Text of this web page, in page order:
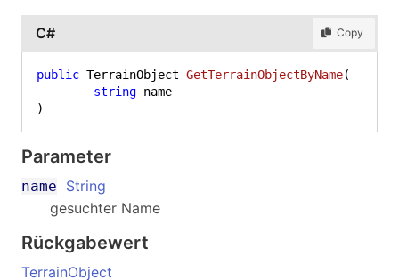
C# Copy
public TerrainObject GetTerrainObjectByName(
string
)
Parameter
name
String
gesuchter Name
Rückgabewert
TerrainObject